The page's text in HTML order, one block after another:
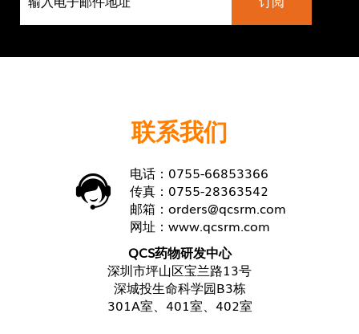
联系我们
电话：0755-66853366
传真：0755-28363542
邮箱： orders@qcsrm.com
网址： www.qcsrm.com
QCS药物研发中心
深圳市坪山区宝兰路13号
深城投生命科学园B3栋
301A室、401室、402室